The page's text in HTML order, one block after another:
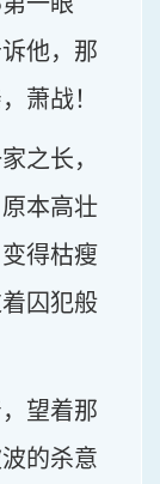
他，那
萧战！
之长，
本高壮
得枯瘦
囚犯般
望着那
的杀意